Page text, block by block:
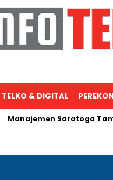
TELKO & DIGITAL
Saratoga Tambah